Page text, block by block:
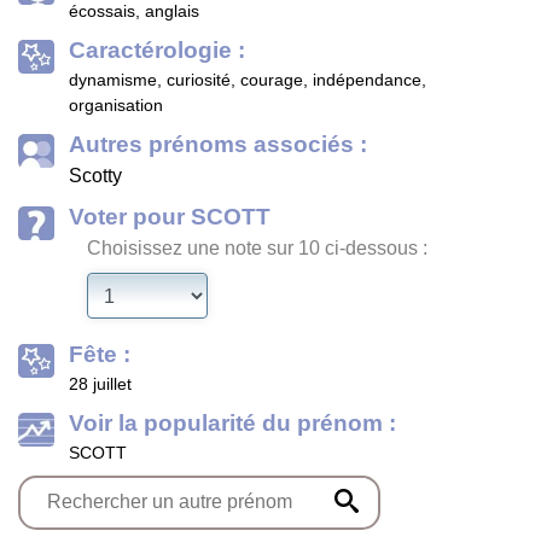
écossais, anglais
Caractérologie :
dynamisme, curiosité, courage, indépendance,
organisation
Autres prénoms associés :
Scotty
Voter pour SCOTT
Choisissez une note sur 10 ci-dessous :
Fête :
28 juillet
Voir la popularité du prénom :
SCOTT